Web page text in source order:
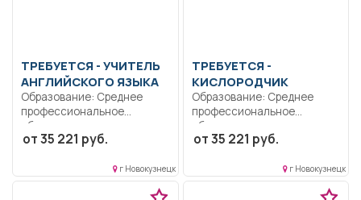
ТРЕБУЕТСЯ - УЧИТЕЛЬ
АНГЛИЙСКОГО ЯЗЫКА
Образование: Среднее
профессиональное
образование..
Осуществляет обучение и
от 35 221 руб.
г Новокузнецк
ТРЕБУЕТСЯ -
КИСЛОРОДЧИК
Образование: Среднее
профессиональное
образование..
Своевременно производить
от 35 221 руб.
г Новокузнецк